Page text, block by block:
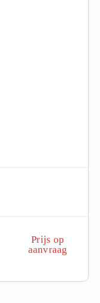
Prijs op
aanvraag